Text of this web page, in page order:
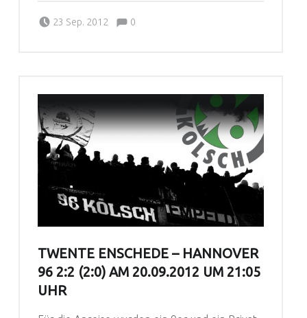
23 Sep. 2012
Comments:0
TWENTE ENSCHEDE – HANNOVER
96 2:2 (2:0) AM 20.09.2012 UM 21:05
UHR